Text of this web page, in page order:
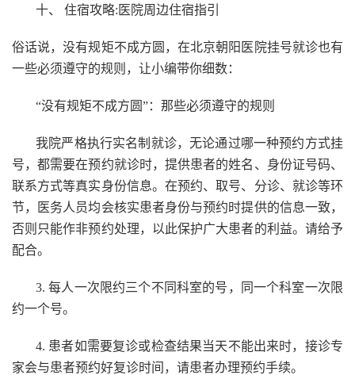
十、 住宿攻略:医院周边住宿指引
俗话说，没有规矩不成方圆，在北京朝阳医院挂号就诊也有
一些必须遵守的规则，让小编带你细数：
“没有规矩不成方圆”：那些必须遵守的规则
我院严格执行实名制就诊，无论通过哪一种预约方式挂
号，都需要在预约就诊时，提供患者的姓名、身份证号码、
联系方式等真实身份信息。在预约、取号、分诊、就诊等环
节，医务人员均会核实患者身份与预约时提供的信息一致，
否则只能作非预约处理，以此保护广大患者的利益。请给予
配合。
3. 每人一次限约三个不同科室的号，同一个科室一次限
约一个号。
4. 患者如需要复诊或检查结果当天不能出来时，接诊专
家会与患者预约好复诊时间，请患者办理预约手续。